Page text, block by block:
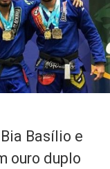
Basílio e
ouro duplo